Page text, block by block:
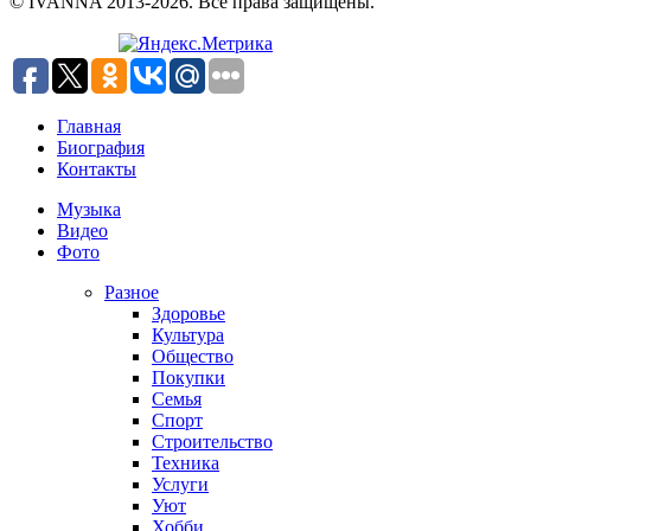
Главная
Биография
Контакты
Музыка
Видео
Фото
Разное
Здоровье
Культура
Общество
Покупки
Семья
Спорт
Строительство
Техника
Услуги
Уют
Хобби